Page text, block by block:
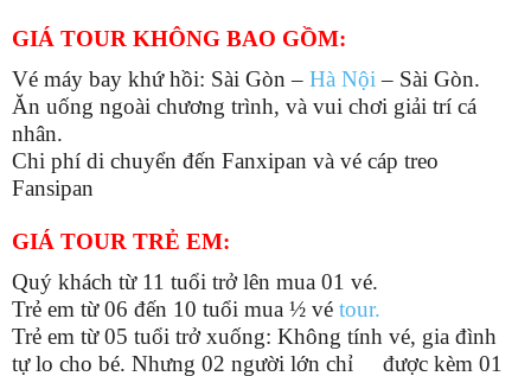
GIÁ TOUR KHÔNG BAO GỒM:
Vé máy bay khứ hồi: Sài Gòn – Hà Nội – Sài Gòn.
Ăn uống ngoài chương trình, và vui chơi giải trí cá
nhân.
Chi phí di chuyển đến Fanxipan và vé cáp treo
Fansipan
GIÁ TOUR TRẺ EM:
Quý khách từ 11 tuổi trở lên mua 01 vé.
Trẻ em từ 06 đến 10 tuổi mua ½ vé tour.
Trẻ em từ 05 tuổi trở xuống: Không tính vé, gia đình
tự lo cho bé. Nhưng 02 người lớn chỉ được kèm 01